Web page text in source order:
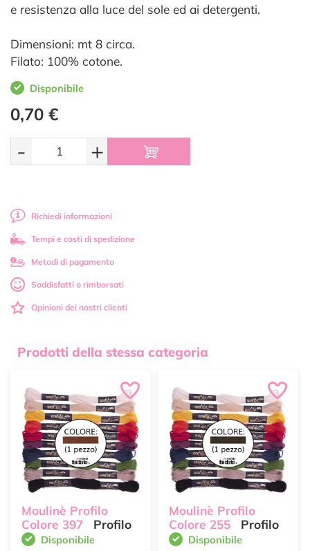
e resistenza alla luce del sole ed ai detergenti.
Dimensioni: mt 8 circa.
Filato: 100% cotone.
Disponibile
0,70 €
- +
Richiedi informazioni
Tempi e costi di spedizione
Metodi di pagamento
Soddisfatti o rimborsati
Opinioni dei nostri clienti
Prodotti della stessa categoria
Moulinè Profilo
Colore 397
Profilo
Disponibile
Moulinè Profilo
Colore 255
Profilo
Disponibile